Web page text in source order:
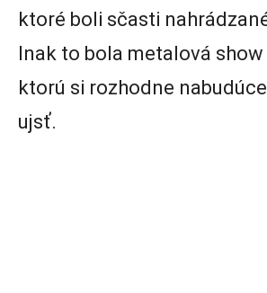
ktoré boli sčasti
Inak to bola metalová
ktorú si rozhodne
ujsť.